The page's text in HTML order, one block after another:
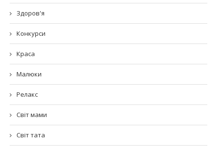
Здоров'я
Конкурси
Краса
Малюки
Релакс
Світ мами
Світ тата